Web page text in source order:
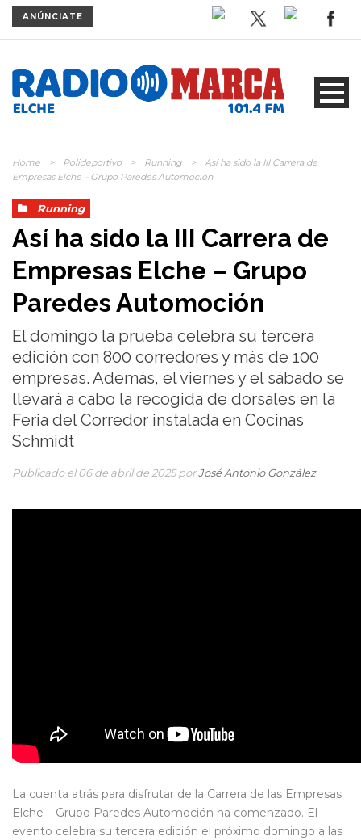
ANÚNCIATE
Home > Polideportivo > Running >
Así ha sido la III Carrera de
Empresas Elche – Grupo Paredes Automoción
Running
Así ha sido la III Carrera de
Empresas Elche – Grupo
Paredes Automoción
El domingo la prueba celebra su tercera
edición con 800 corredores y más de 100
empresas. Además, el viernes y el sábado se
llevará a cabo la recogida de dorsales en la
Feria del Corredor instalada en Cocinas
Schmidt
Publicado el 06 de abril de 2025 porJosé Antonio González
La cuenta atrás para disfrutar de la Carrera de las Empresas
Elche – Grupo Paredes Automoción ha comenzado. El
evento celebra su tercera edición el próximo domingo a las